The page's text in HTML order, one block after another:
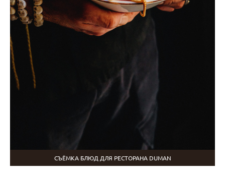
СЪЁМКА БЛЮД ДЛЯ РЕСТОРАНА DUMAN